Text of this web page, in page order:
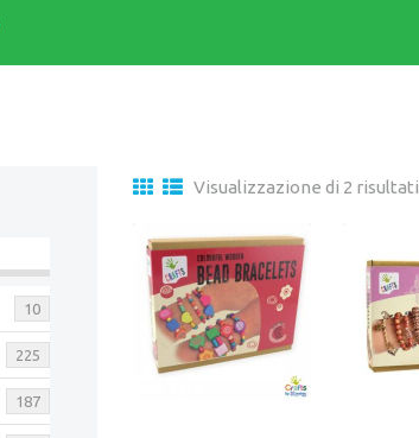
Visualizzazione di 2 risultati
10
225
187